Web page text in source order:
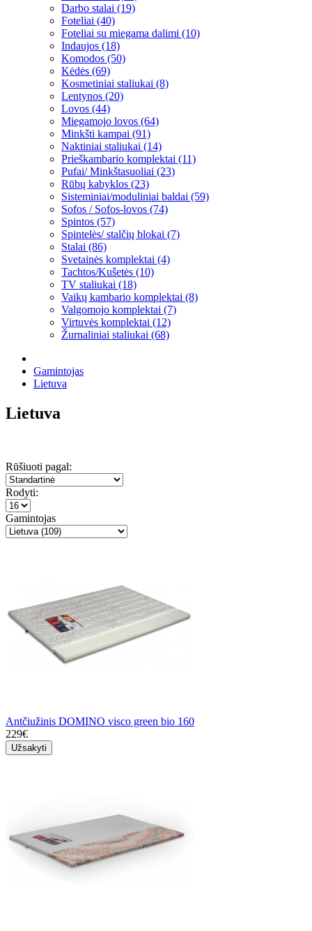
Darbo stalai (19)
Foteliai (40)
Foteliai su miegama dalimi (10)
Indaujos (18)
Komodos (50)
Kėdės (69)
Kosmetiniai staliukai (8)
Lentynos (20)
Lovos (44)
Miegamojo lovos (64)
Minkšti kampai (91)
Naktiniai staliukai (14)
Prieškambario komplektai (11)
Pufai/ Minkštasuoliai (23)
Rūbų kabyklos (23)
Sisteminiai/moduliniai baldai (59)
Sofos / Sofos-lovos (74)
Spintos (57)
Spintelės/ stalčių blokai (7)
Stalai (86)
Svetainės komplektai (4)
Tachtos/Kušetės (10)
TV staliukai (18)
Vaikų kambario komplektai (8)
Valgomojo komplektai (7)
Virtuvės komplektai (12)
Žurnaliniai staliukai (68)
Gamintojas
Lietuva
Lietuva
Rūšiuoti pagal:
Rodyti:
Gamintojas
Antčiužinis DOMINO visco green bio 160
229€
Užsakyti